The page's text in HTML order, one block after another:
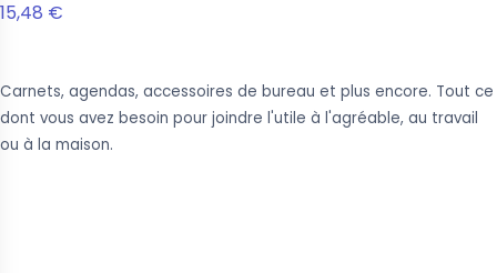
Carnets, agendas, accessoires de bureau et plus encore. Tout ce
dont vous avez besoin pour joindre l'utile à l'agréable, au travail
ou à la maison.
15,48 €